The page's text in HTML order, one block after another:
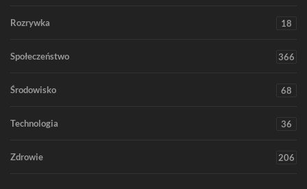
Rozrywka 18
Społeczeństwo 366
Środowisko 68
Technologia 36
Zdrowie 206